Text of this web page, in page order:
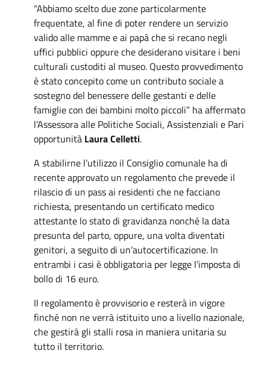
“Abbiamo scelto due zone particolarmente
frequentate, al fine di poter rendere un servizio
valido alle mamme e ai papà che si recano negli
uffici pubblici oppure che desiderano visitare i beni
culturali custoditi al museo. Questo provvedimento
è stato concepito come un contributo sociale a
sostegno del benessere delle gestanti e delle
famiglie con dei bambini molto piccoli” ha affermato
l’Assessora alle Politiche Sociali, Assistenziali e Pari
opportunità Laura Celletti.
A stabilirne l’utilizzo il Consiglio comunale ha di
recente approvato un regolamento che prevede il
rilascio di un pass ai residenti che ne facciano
richiesta, presentando un certificato medico
attestante lo stato di gravidanza nonché la data
presunta del parto, oppure, una volta diventati
genitori, a seguito di un’autocertificazione. In
entrambi i casi è obbligatoria per legge l’imposta di
bollo di 16 euro.
Il regolamento è provvisorio e resterà in vigore
finché non ne verrà istituito uno a livello nazionale,
che gestirà gli stalli rosa in maniera unitaria su
tutto il territorio.